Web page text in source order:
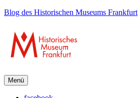
Blog des Historischen Museums Frankfurt
Menü